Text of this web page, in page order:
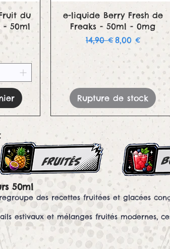
du
- 50ml
Aperçu rapide
e-liquide Berry Fresh de
Freaks - 50ml - 0mg
Prix original
14,90 € Prix
8,00 €
Rupture de stock
50ml
des recettes fruitées et glacées
estivaux et mélanges fruités modernes,
FRUITés